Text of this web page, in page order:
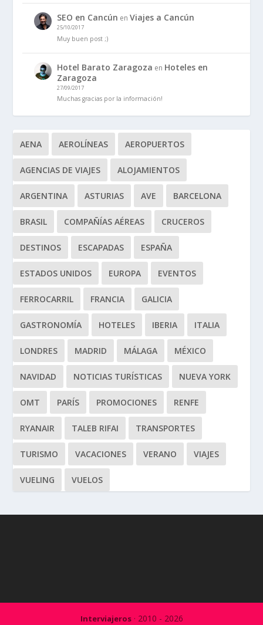
SEO en Cancún enViajes a Cancún
25/10/2017
Muy buen post ;)
Hotel Barato Zaragoza en Hoteles en
Zaragoza
27/09/2017
Muchas gracias por la información!
AENA AEROLÍNEAS AEROPUERTOS
AGENCIAS DE VIAJES ALOJAMIENTOS
ARGENTINA ASTURIAS AVE BARCELONA
BRASIL COMPAÑÍAS AÉREAS CRUCEROS
DESTINOS ESCAPADAS ESPAÑA
ESTADOS UNIDOS EUROPA EVENTOS
FERROCARRIL FRANCIA GALICIA
GASTRONOMÍA HOTELES IBERIA ITALIA
LONDRES MADRID MÁLAGA MÉXICO
NAVIDAD NOTICIAS TURÍSTICAS NUEVA YORK
OMT PARÍS PROMOCIONES RENFE
RYANAIR TALEB RIFAI TRANSPORTES
TURISMO VACACIONES VERANO VIAJES
VUELING VUELOS
Interviajeros· 2010 - 2026